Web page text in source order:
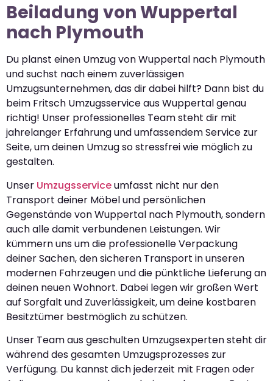
Beiladung von Wuppertal
nach Plymouth
Du planst einen Umzug von Wuppertal nach Plymouth
und suchst nach einem zuverlässigen
Umzugsunternehmen, das dir dabei hilft? Dann bist du
beim Fritsch Umzugsservice aus Wuppertal genau
richtig! Unser professionelles Team steht dir mit
jahrelanger Erfahrung und umfassendem Service zur
Seite, um deinen Umzug so stressfrei wie möglich zu
gestalten.
Unser Umzugsserviceumfasst nicht nur den
Transport deiner Möbel und persönlichen
Gegenstände von Wuppertal nach Plymouth, sondern
auch alle damit verbundenen Leistungen. Wir
kümmern uns um die professionelle Verpackung
deiner Sachen, den sicheren Transport in unseren
modernen Fahrzeugen und die pünktliche Lieferung an
deinen neuen Wohnort. Dabei legen wir großen Wert
auf Sorgfalt und Zuverlässigkeit, um deine kostbaren
Besitztümer bestmöglich zu schützen.
Unser Team aus geschulten Umzugsexperten steht dir
während des gesamten Umzugsprozesses zur
Verfügung. Du kannst dich jederzeit mit Fragen oder